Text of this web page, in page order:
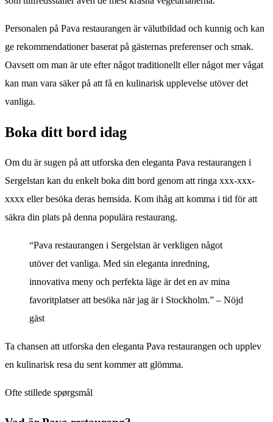
Personalen på Pava restaurangen är välutbildad och kunnig och kan
ge rekommendationer baserat på gästernas preferenser och smak.
Oavsett om man är ute efter något traditionellt eller något mer vågat
kan man vara säker på att få en kulinarisk upplevelse utöver det
vanliga.
Boka ditt bord idag
Om du är sugen på att utforska den eleganta Pava restaurangen i
Sergelstan kan du enkelt boka ditt bord genom att ringa xxx-xxx-
xxxx eller besöka deras hemsida. Kom ihåg att komma i tid för att
säkra din plats på denna populära restaurang.
“Pava restaurangen i Sergelstan är verkligen något
utöver det vanliga. Med sin eleganta inredning,
innovativa meny och perfekta läge är det en av mina
favoritplatser att besöka när jag är i Stockholm.” – Nöjd
gäst
Ta chansen att utforska den eleganta Pava restaurangen och upplev
en kulinarisk resa du sent kommer att glömma.
Ofte stillede spørgsmål